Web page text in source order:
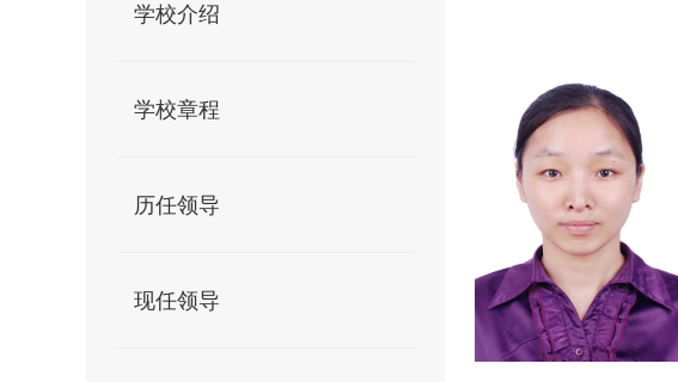
学校介绍
学校章程
历任领导
现任领导